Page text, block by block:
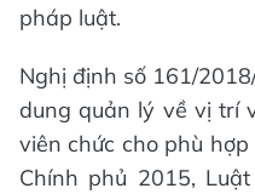
pháp luật.
Nghị định số 161/
dung quản lý về vị trí
viên chức cho phù
Chính phủ 2015,